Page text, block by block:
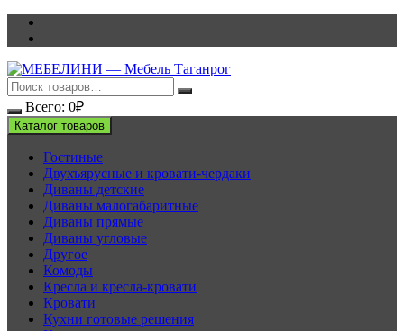
Перейти
Всего: 0₽
Каталог товаров
Гостиные
Двухъярусные и кровати-чердаки
Диваны детские
Диваны малогабаритные
Диваны прямые
Диваны угловые
Другое
Комоды
Кресла и кресла-кровати
Кровати
Кухни готовые решения